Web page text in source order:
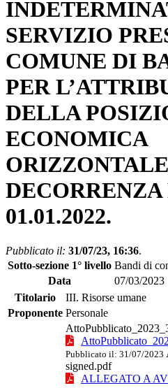
SERVIZIO
COMUNE DI
PER
DELLA
ECONOMICA
01.01.2022.
Pubblicato il: 31/07/23, 16:36.
Sotto-sezione 1° livello Bandi di
Data
07/03/2023
Titolario
III. Risorse umane
Proponente Personale
Pubblicato il: 31/07/2023
signed.pdf
ALLEGATO A